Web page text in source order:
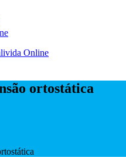
Online
ortostática